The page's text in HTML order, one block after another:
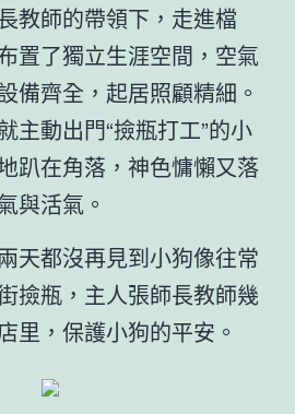
教師的帶領下，走進檔
置了獨立生涯空間，空氣
備齊全，起居照顧精細。
主動出門“撿瓶打工”的小
趴在角落，神色慵懶又落
與活氣。
天都沒再見到小狗像往常
撿瓶，主人張師長教師幾
里，保護小狗的平安。